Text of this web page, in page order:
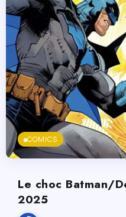
COMICS
Le choc Batman/
2025